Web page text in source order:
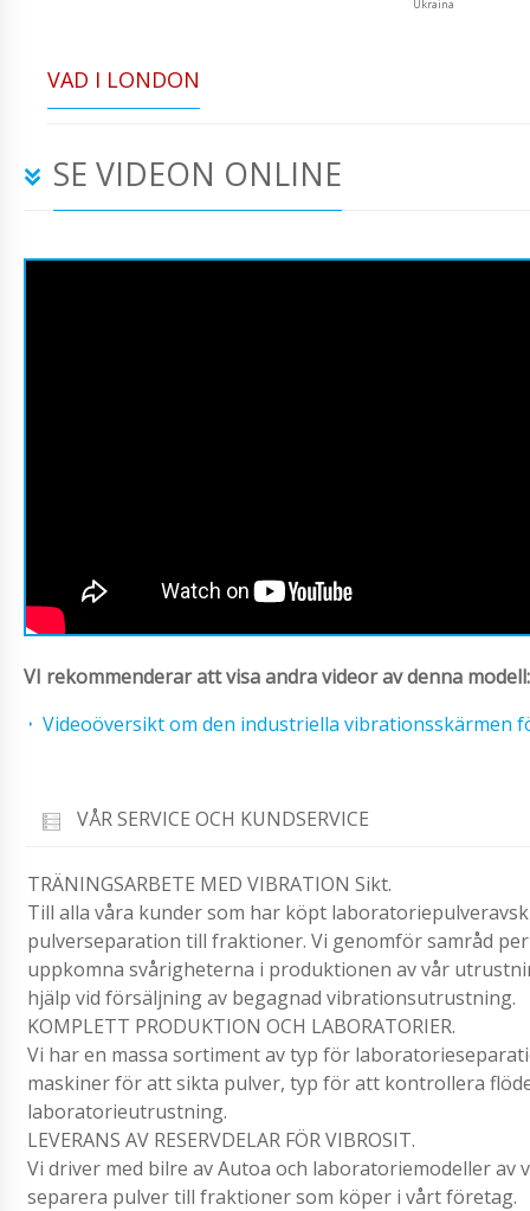
Ukraina
VAD I LONDON
SE VIDEON ONLINE
VI rekommenderar att visa andra videor av denna modell:
Videoöversikt om den industriella vibrationsskärmen
VÅR SERVICE OCH KUNDSERVICE
TRÄNINGSARBETE MED VIBRATION Sikt.
Till alla våra kunder som har köpt
pulverseparation till fraktioner. Vi genomför samråd
uppkomna svårigheterna i produktionen av vår
hjälp vid försäljning av begagnad vibrationsutrustning.
KOMPLETT PRODUKTION OCH LABORATORIER.
Vi har en massa sortiment av typ för
maskiner för att sikta pulver, typ för att kontrollera
laboratorieutrustning.
LEVERANS AV RESERVDELAR FÖR VIBROSIT.
Vi driver med bilre av Autoa och laboratoriemodeller
separera pulver till fraktioner som köper i vårt företag.